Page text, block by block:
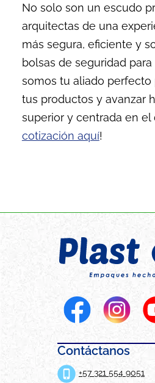
No solo son un escudo
arquitectas de una
más segura, eficiente y
bolsas de seguridad para
somos tu aliado perfecto
tus productos y avanzar
superior y centrada en el
cotización aquí!
Contáctanos
+57 321 554 9051